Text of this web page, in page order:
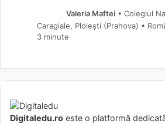
Valeria Maftei• Colegiul
Caragiale, Ploiești (Prahova) •
3 minute
Digitaledu.ro este o platformă